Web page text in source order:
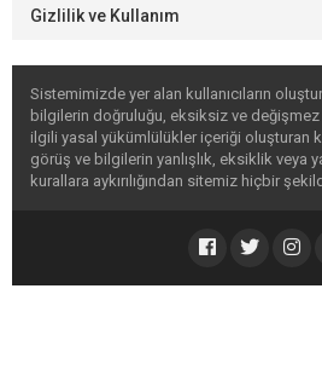
Gizlilik ve Kullanım
Sistemimizde yer alan kullanıcıların
bilgilerin doğruluğu, eksiksiz ve değişmez
ilgili yasal yükümlülükler içeriği oluşturan
görüş ve bilgilerin yanlışlık, eksiklik veya
kurallara aykırılığından sitemiz hiçbir